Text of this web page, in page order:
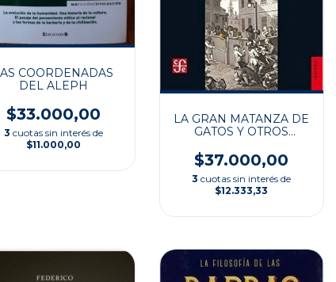
COORDENADAS
DEL ALEPH
$33.000,00
3 cuotas sin interés de
$11.000,00
LA GRAN MATANZA DE
GATOS Y OTROS
HISTORIA DE LA
CULTURA FRANCESA
$37.000,00
3 cuotas sin interés de
$12.333,33